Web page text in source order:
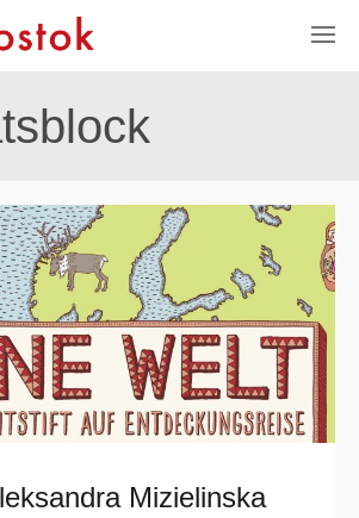
Mizielinska